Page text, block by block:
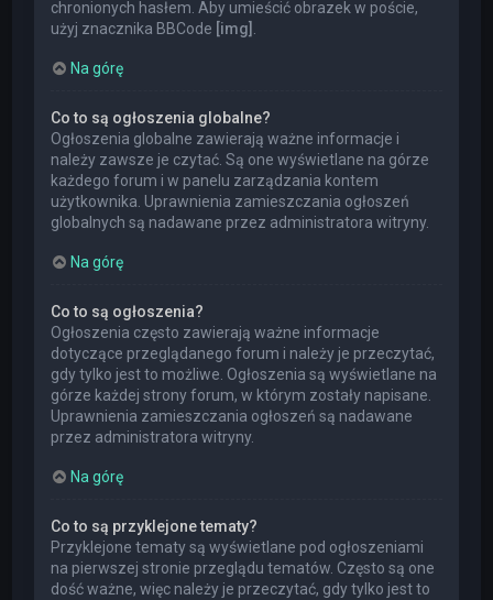
chronionych hasłem. Aby umieścić obrazek w poście,
użyj znacznika BBCode [img] .
Na górę
Co to są ogłoszenia globalne?
Ogłoszenia globalne zawierają ważne informacje i
należy zawsze je czytać. Są one wyświetlane na górze
każdego forum i w panelu zarządzania kontem
użytkownika. Uprawnienia zamieszczania ogłoszeń
globalnych są nadawane przez administratora witryny.
Na górę
Co to są ogłoszenia?
Ogłoszenia często zawierają ważne informacje
dotyczące przeglądanego forum i należy je przeczytać,
gdy tylko jest to możliwe. Ogłoszenia są wyświetlane na
górze każdej strony forum, w którym zostały napisane.
Uprawnienia zamieszczania ogłoszeń są nadawane
przez administratora witryny.
Na górę
Co to są przyklejone tematy?
Przyklejone tematy są wyświetlane pod ogłoszeniami
na pierwszej stronie przeglądu tematów. Często są one
dość ważne, więc należy je przeczytać, gdy tylko jest to